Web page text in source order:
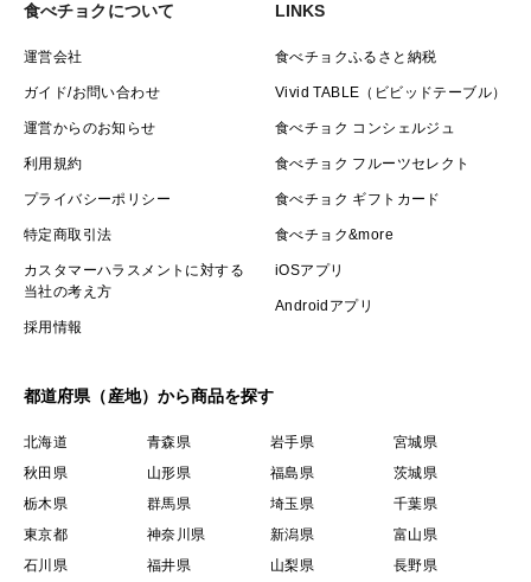
食べチョクについて
運営会社
ガイド/お問い合わせ
運営からのお知らせ
利用規約
プライバシーポリシー
特定商取引法
カスタマーハラスメントに対する
当社の考え方
採用情報
LINKS
食べチョクふるさと納税
Vivid TABLE（ビビッドテーブル）
食べチョク コンシェルジュ
食べチョク フルーツセレクト
食べチョク ギフトカード
食べチョク&more
iOSアプリ
Androidアプリ
都道府県（産地）から商品を探す
北海道 青森県 岩手県
宮城県
秋田県
山形県 福島県
茨城県
栃木県
群馬県 埼玉県
千葉県
東京都
神奈川県 新潟県
富山県
石川県
福井県 山梨県 長野県